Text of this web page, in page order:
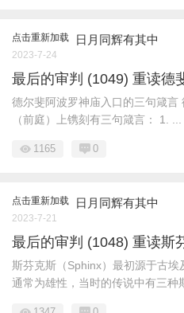
点击重新加载 日月同辉有其中
2023-7-24
最后的审判 (1049) 重读德
德尔斐阿波罗神庙入口的三句箴言
（前庭）上镌刻有三句箴言： 1. ...
1165 0
点击重新加载 日月同辉有其中
2023-7-21
最后的审判 (1048) 重读斯
斯芬克斯（Sphinx）最初源于古埃
通常为雄性，当时的传说中有三种